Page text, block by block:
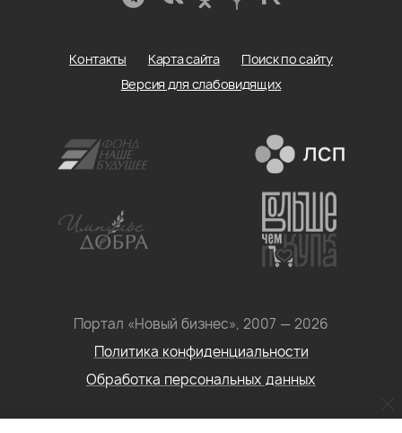
Портал «Новый бизнес», 2007 — 2026
Политика конфиденциальности
Обработка персональных данных
Контакты Карта сайта
Поиск по сайту
Версия для слабовидящих